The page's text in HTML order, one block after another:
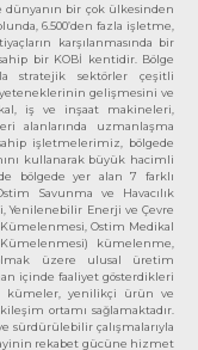
dünyanın bir çok ülkesinden
6.500’den fazla işletme,
karşılanmasında bir
bir KOBİ kentidir. Bölge
stratejik sektörler çeşitli
gelişmesini ve
iş ve inşaat makineleri,
alanlarında uzmanlaşma
işletmelerimiz, bölgede
kullanarak büyük hacimli
bölgede yer alan 7 farklı
Savunma ve Havacılık
Yenilenebilir Enerji ve Çevre
Ostim Medikal
kümelenme,
üzere ulusal üretim
içinde faaliyet gösterdikleri
kümeler, yenilikçi ürün ve
ortamı sağlamaktadır.
çalışmalarıyla
rekabet gücüne hizmet